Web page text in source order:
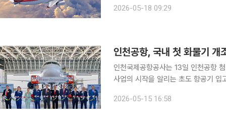
뤄졌다는 의미가 있다. 다만 국제항공
2026-05-18 09:29
인천공항, 국내 첫 화물기
인천국제공항공사는 13일 인천공항
사업의 시작을 알리는 초도 항공기 입고 기념
르키예 이스탄불에서 출발해 인천공
2026-05-15 16:58